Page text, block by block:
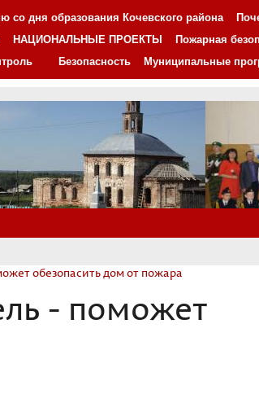
со дня образования Кочевского района
НАЦИОНАЛЬНЫЕ ПРОЕКТЫ Пожарная
Безопасность Муниципальные
обезопасить дом от пожара
- поможет